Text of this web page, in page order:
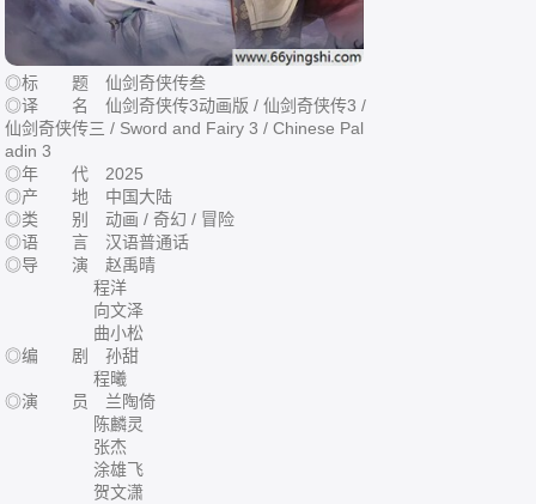
◎标 题 仙剑奇侠传叁
◎译 名 仙剑奇侠传3动画版 / 仙剑奇侠传3‎ /
仙剑奇侠传三 / Sword and Fairy 3 / Chinese Pal
adin 3
◎年 代 2025
◎产 地 中国大陆
◎类 别 动画 / 奇幻 / 冒险
◎语 言 汉语普通话
◎导 演 赵禹晴
程洋
向文泽
曲小松
◎编 剧 孙甜
程曦
◎演 员 兰陶倚
陈麟灵
张杰
涂雄飞
贺文潇